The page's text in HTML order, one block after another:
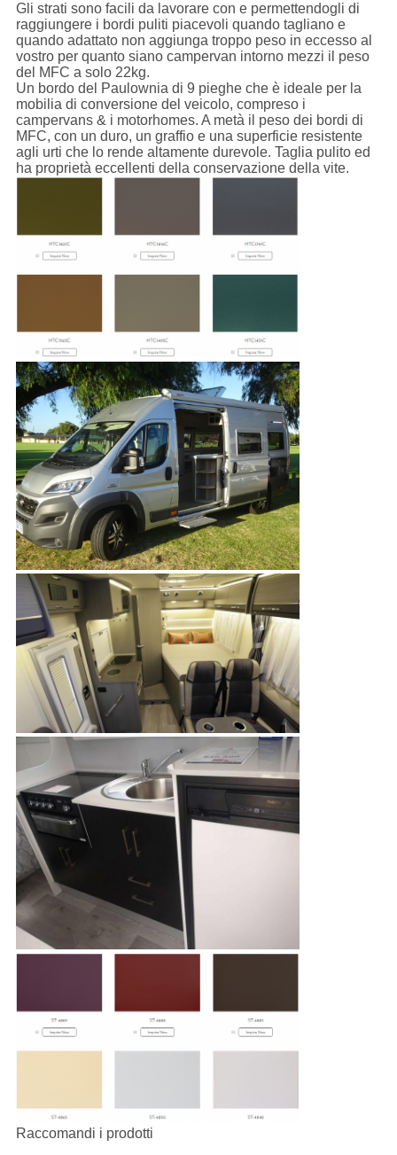
Gli strati sono facili da lavorare con e permettendogli di
raggiungere i bordi puliti piacevoli quando tagliano e
quando adattato non aggiunga troppo peso in eccesso al
vostro per quanto siano campervan intorno mezzi il peso
del MFC a solo 22kg.
Un bordo del Paulownia di 9 pieghe che è ideale per la
mobilia di conversione del veicolo, compreso i
campervans & i motorhomes. A metà il peso dei bordi di
MFC, con un duro, un graffio e una superficie resistente
agli urti che lo rende altamente durevole. Taglia pulito ed
ha proprietà eccellenti della conservazione della vite.
Raccomandi i prodotti